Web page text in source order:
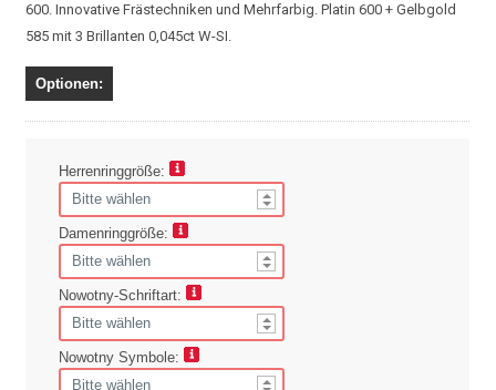
600. Innovative Frästechniken und Mehrfarbig. Platin 600 + Gelbgold
585 mit 3 Brillanten 0,045ct W-SI.
Optionen:
Herrenringgröße:
Damenringgröße:
Nowotny-Schriftart:
Nowotny Symbole: